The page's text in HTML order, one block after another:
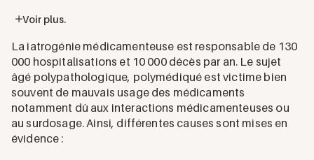
Voir plus.
La iatrogénie médicamenteuse est responsable de 130
000 hospitalisations et 10 000 décès par an. Le sujet
âgé polypathologique, polymédiqué est victime bien
souvent de mauvais usage des médicaments
notamment dû aux interactions médicamenteuses ou
au surdosage. Ainsi, différentes causes sont mises en
évidence :